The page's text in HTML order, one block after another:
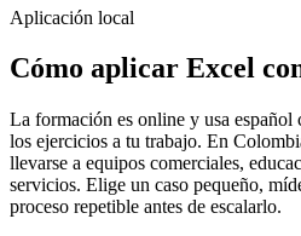
Aplicación local
Cómo aplicar Excel
La formación es online y usa español
los ejercicios a tu trabajo. En
llevarse a equipos comerciales,
servicios. Elige un caso pequeño,
proceso repetible antes de escalarlo.